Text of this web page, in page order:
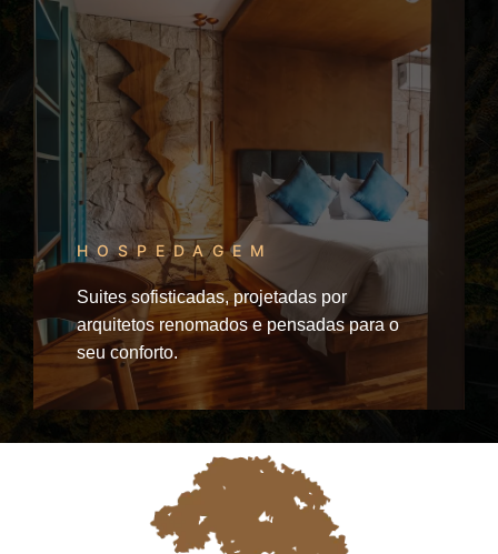
HOSPEDAGEM
Suites sofisticadas, projetadas por
arquitetos renomados e pensadas para o
seu conforto.